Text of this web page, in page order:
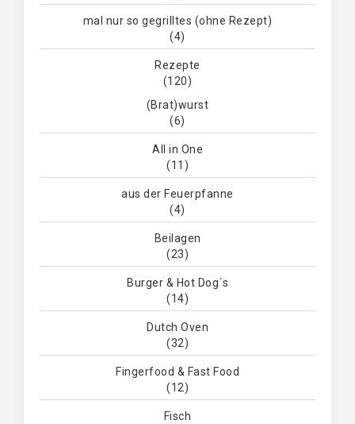
mal nur so gegrilltes (ohne Rezept)
(4)
Rezepte
(120)
(Brat)wurst
(6)
All in One
(11)
aus der Feuerpfanne
(4)
Beilagen
(23)
Burger & Hot Dog´s
(14)
Dutch Oven
(32)
Fingerfood & Fast Food
(12)
Fisch